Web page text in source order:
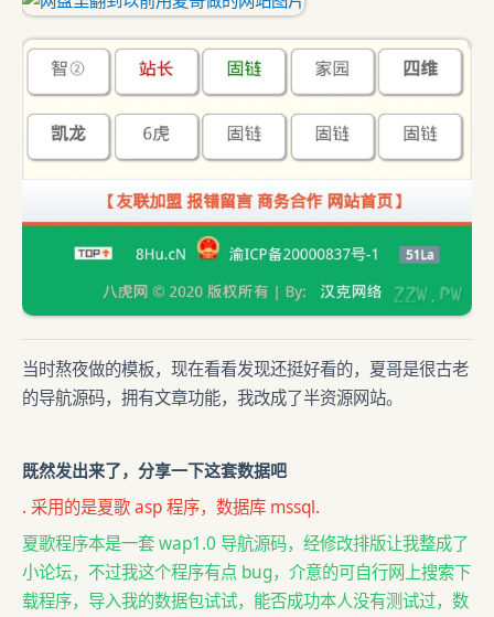
当时熬夜做的模板，现在看看发现还挺好看的，夏哥是很古老
的导航源码，拥有文章功能，我改成了半资源网站。
既然发出来了，分享一下这套数据吧
. 采用的是夏歌 asp 程序，数据库 mssql.
夏歌程序本是一套 wap1.0 导航源码，经修改排版让我整成了
小论坛，不过我这个程序有点 bug，介意的可自行网上搜索下
载程序，导入我的数据包试试，能否成功本人没有测试过，数